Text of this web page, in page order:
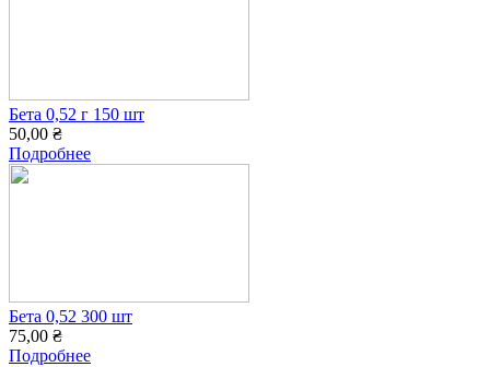
Бета 0,52 г 150 шт
50,00 ₴
Подробнее
Бета 0,52 300 шт
75,00 ₴
Подробнее